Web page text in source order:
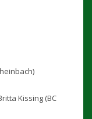
Kissing (BC